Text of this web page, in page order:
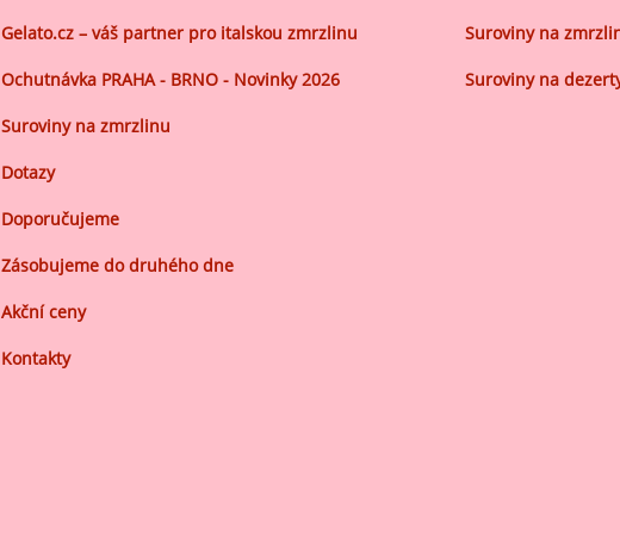
Gelato.cz – váš partner pro italskou zmrzlinu
Ochutnávka PRAHA - BRNO - Novinky 2026
Suroviny na zmrzlinu
Dotazy
Doporučujeme
Zásobujeme do druhého dne
Akční ceny
Kontakty
Suroviny na
Suroviny na